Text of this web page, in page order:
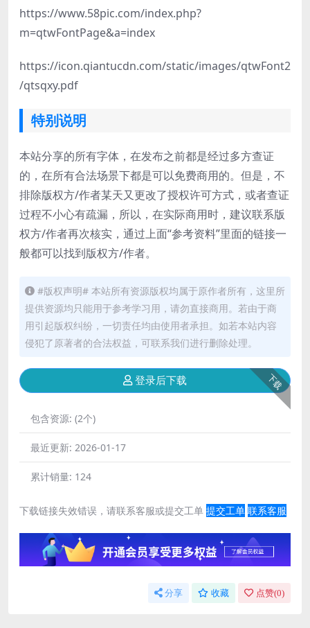
https://www.58pic.com/index.php?
m=qtwFontPage&a=index
https://icon.qiantucdn.com/static/images/qtwFont2
/qtsqxy.pdf
特别说明
本站分享的所有字体，在发布之前都是经过多方查证
的，在所有合法场景下都是可以免费商用的。但是，不
排除版权方/作者某天又更改了授权许可方式，或者查证
过程不小心有疏漏，所以，在实际商用时，建议联系版
权方/作者再次核实，通过上面“参考资料”里面的链接一
般都可以找到版权方/作者。
#版权声明# 本站所有资源版权均属于原作者所有，这里所
提供资源均只能用于参考学习用，请勿直接商用。若由于商
用引起版权纠纷，一切责任均由使用者承担。如若本站内容
侵犯了原著者的合法权益，可联系我们进行删除处理。
下载
登录后下载
包含资源: (2个)
最近更新: 2026-01-17
累计销量: 124
下载链接失效错误，请联系客服或提交工单 提交工单 联系客服
分享 收藏 点赞(0)